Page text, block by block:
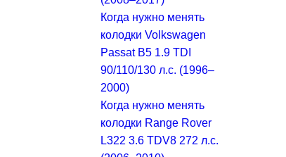
Когда нужно менять
колодки Volkswagen
Passat B5 1.9 TDI
90/110/130 л.с. (1996–
2000)
Когда нужно менять
колодки Range Rover
L322 3.6 TDV8 272 л.с.